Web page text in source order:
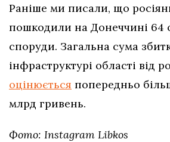
Раніше ми писали, що
пошкодили на Донеччині 64
споруди. Загальна сума
інфраструктурі області від
оцінюється попередньо
млрд гривень.
Фото: Instagram Libkos